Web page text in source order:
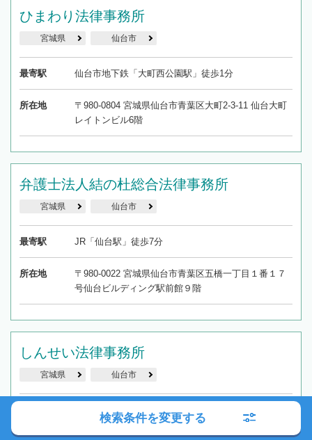
ひまわり法律事務所
宮城県 仙台市
最寄駅 仙台市地下鉄「大町西公園駅」徒歩1分
所在地
〒980-0804 宮城県仙台市青葉区大町2-3-11 仙台大町
レイトンビル6階
弁護士法人結の杜総合法律事務所
宮城県 仙台市
最寄駅 JR「仙台駅」徒歩7分
所在地
〒980-0022 宮城県仙台市青葉区五橋一丁目１番１７
号仙台ビルディング駅前館９階
しんせい法律事務所
宮城県 仙台市
仙台市地下鉄「青葉通一番町駅」から徒歩約5分
検索条件を変更する